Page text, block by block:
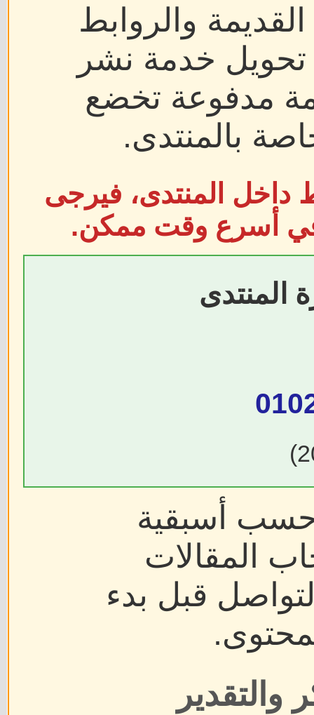
والروابط
تحويل خدمة نشر
مدفوعة تخضع
بالمنتدى.
داخل المنتدى، فيرجى
في أسرع وقت ممكن.
المنتدى
حسب أسبقية
المقالات
قبل بدء